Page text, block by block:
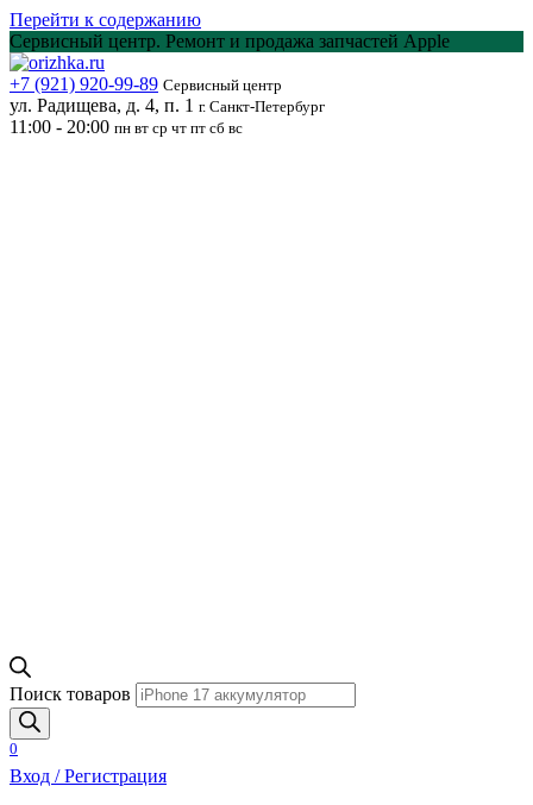
Перейти к содержанию
Сервисный центр. Ремонт и продажа запчастей Apple
+7 (921) 920-99-89 Сервисный центр
ул. Радищева, д. 4, п. 1 г. Санкт-Петербург
11:00 - 20:00 пн вт ср чт пт сб вс
Поиск товаров
0
Вход / Регистрация